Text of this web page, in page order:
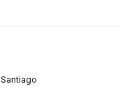
Santiago